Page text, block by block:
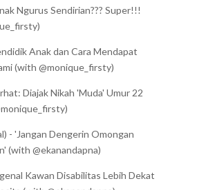
Ngurus Sendirian??? Super!!!
Anak dan Cara Mendapat
(with @monique_firsty)
Diajak Nikah 'Muda' Umur 22
- 'Jangan Dengerin Omongan
(with @ekanandapna)
Kawan Disabilitas Lebih Dekat